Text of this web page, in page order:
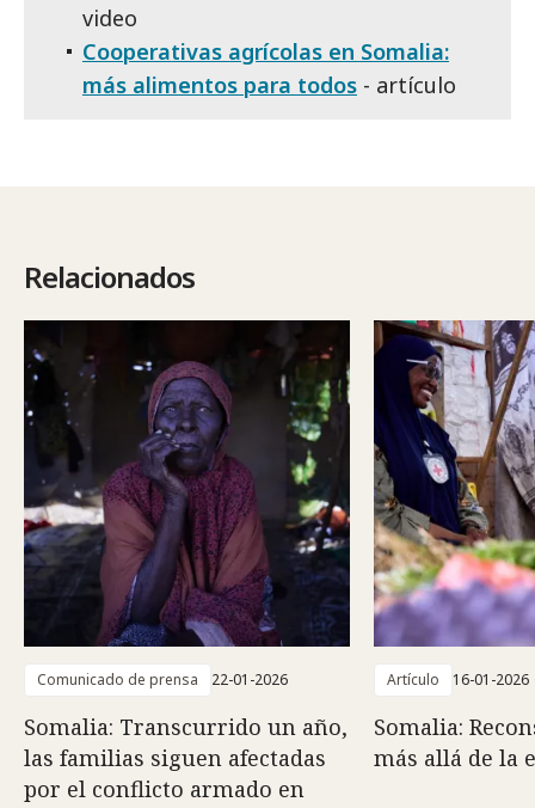
video
Cooperativas agrícolas en Somalia:
más alimentos para todos - artículo
Relacionados
Comunicado de prensa 22-01-2026
Somalia: Transcurrido un año,
las familias siguen afectadas
por el conflicto armado en
Artículo 16-01-2026
Somalia:
más allá de la